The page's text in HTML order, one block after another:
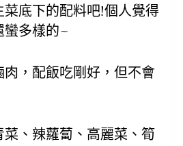
底下的配料吧!個人覺得
蠻多樣的~
，配飯吃剛好，但不會
、辣蘿蔔、高麗菜、筍